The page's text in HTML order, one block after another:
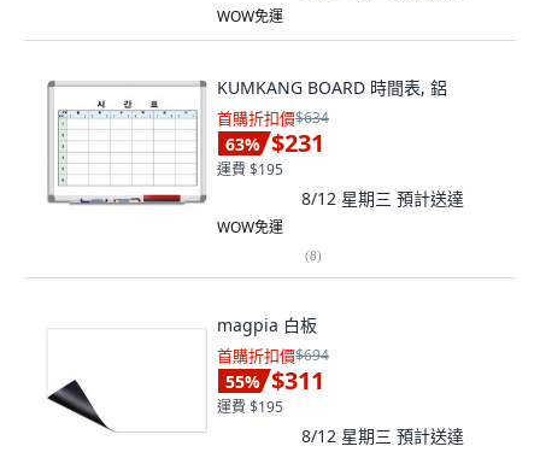
WOW免運
KUMKANG BOARD 時間表, 鋁
首購折扣價$634
63% $231
運費 $195
8/12 星期三 預計送達
WOW免運
(8)
magpia 白板
首購折扣價$694
55% $311
運費 $195
8/12 星期三 預計送達